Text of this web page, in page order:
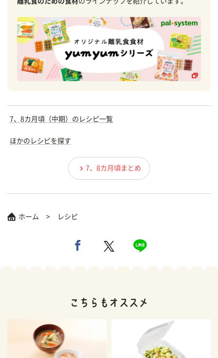
7、8カ月頃（中期）のレシピ一覧
ほかのレシピを探す
7、8カ月頃まとめ
ホーム レシピ